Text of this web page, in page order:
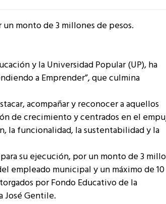
monto de 3 millones de pesos.
y la Universidad Popular (UP), ha
a Emprender”, que culmina
acompañar y reconocer a aquellos
de crecimiento y centrados en el
la funcionalidad, la sustentabilidad y la
su ejecución, por un monto de 3
empleado municipal y un máximo de 10
por Fondo Educativo de la
José Gentile.